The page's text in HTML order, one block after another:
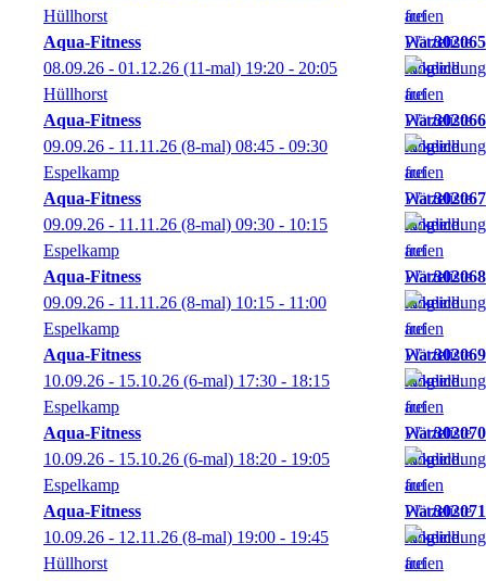
Hüllhorst
Aqua-Fitness
302065
08.09.26 - 01.12.26 (11-mal) 19:20 - 20:05
Hüllhorst
Aqua-Fitness
302066
09.09.26 - 11.11.26 (8-mal) 08:45 - 09:30
Espelkamp
Aqua-Fitness
302067
09.09.26 - 11.11.26 (8-mal) 09:30 - 10:15
Espelkamp
Aqua-Fitness
302068
09.09.26 - 11.11.26 (8-mal) 10:15 - 11:00
Espelkamp
Aqua-Fitness
302069
10.09.26 - 15.10.26 (6-mal) 17:30 - 18:15
Espelkamp
Aqua-Fitness
302070
10.09.26 - 15.10.26 (6-mal) 18:20 - 19:05
Espelkamp
Aqua-Fitness
302071
10.09.26 - 12.11.26 (8-mal) 19:00 - 19:45
Hüllhorst